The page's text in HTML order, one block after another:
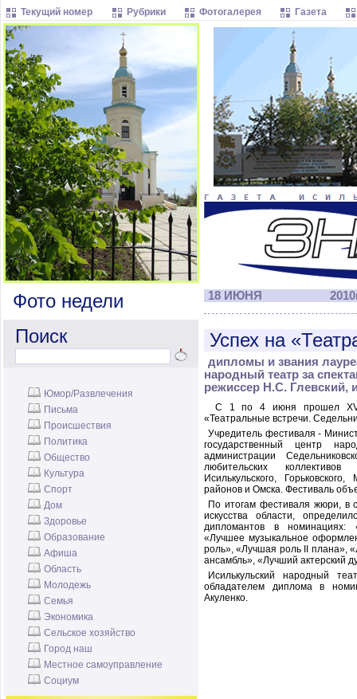
Текущий номер Рубрики Фотогалерея Газета
Фото недели
Поиск
Юмор/Развлечения
Письма
Происшествия
Политика
Общество
Культура
Спорт
Дом
Здоровье
Образование
Афиша
Область
Молодежь
Семья
Экономика
Сельское хозяйство
Город наш
Местное самоуправление
Социум
18 ИЮНЯ
Успех на
дипломы и звания
народный театр за
режиссер Н.С. Глевский,
С 1 по 4 июня прошел XV
«Театральные встречи.
Учредитель фестиваля -
государственный центр
администрации
любительских
Исилькульского,
районов и Омска. Фестиваль
По итогам фестиваля жюри, в
искусства области,
дипломантов в номинациях:
«Лучшее музыкальное
роль», «Лучшая роль II плана»,
ансамбль», «Лучший актерский
Исилькульский народный
обладателем диплома в
Акуленко.